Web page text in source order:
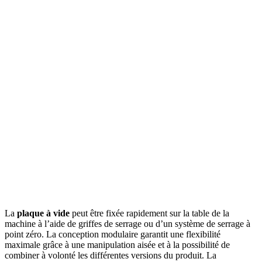
La plaque à vide peut être fixée rapidement sur la table de la
machine à l’aide de griffes de serrage ou d’un système de serrage à
point zéro. La conception modulaire garantit une flexibilité
maximale grâce à une manipulation aisée et à la possibilité de
combiner à volonté les différentes versions du produit. La